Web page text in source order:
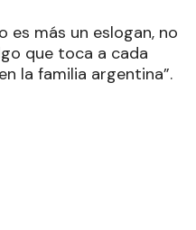
es más un eslogan, no
que toca a cada
la familia argentina”.